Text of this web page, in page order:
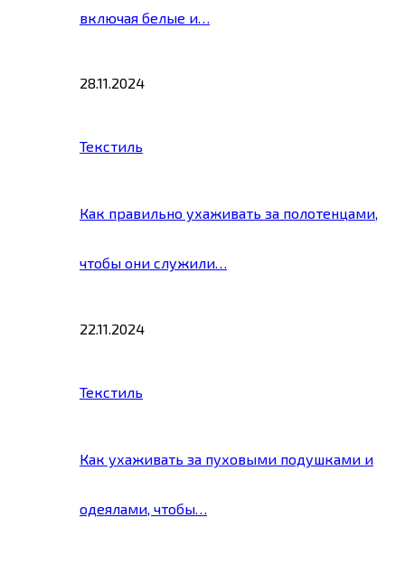
включая белые и…
28.11.2024
Текстиль
Как правильно ухаживать за полотенцами,
чтобы они служили…
22.11.2024
Текстиль
Как ухаживать за пуховыми подушками и
одеялами, чтобы…